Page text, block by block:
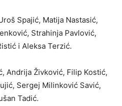
Spajić, Matija Nastasić,
Strahinja Pavlović,
i Aleksa Terzić.
Andrija Živković, Filip Kostić,
Sergej Milinković Savić,
Tadić.